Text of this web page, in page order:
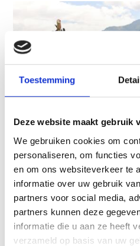
Toestemming
Deze website maakt gebruik
We gebruiken cookies om
personaliseren, om functies
en om ons websiteverkeer te
informatie over uw gebruik
partners voor social media,
partners kunnen deze
informatie die u aan ze heeft
verzameld op basis van uw
GUNGADRIA TOUR
Scenic MTB loop to the
Tschengels, passing
offering spectacular views